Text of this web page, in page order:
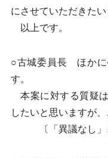
にさせていただきたい
以上です。
○古城委員長 ほかに
す。
本案に対する質疑
したいと思いますが
〔「異議なし」と